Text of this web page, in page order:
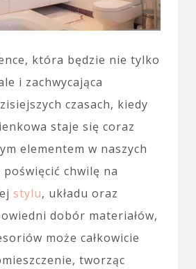
która będzie nie tylko
i zachwycająca
czasach, kiedy
staje się coraz
elementem w naszych
chwilę na
stylu, układu oraz
dobór materiałów,
może całkowicie
tworząc